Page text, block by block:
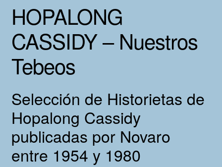
HOPALONG
CASSIDY – Nuestros
Tebeos
Selección de Historietas de
Hopalong Cassidy
publicadas por Novaro
entre 1954 y 1980